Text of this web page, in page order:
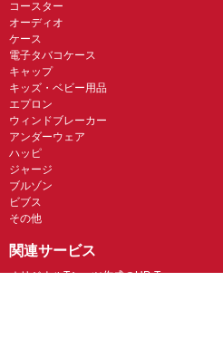
コースター
オーディオ
ケース
電子タバコケース
キャップ
キッズ・ベビー用品
エプロン
ウィンドブレーカー
アンダーウェア
ハッピ
ジャージ
ブルゾン
ビブス
その他
関連サービス
オリジナルTシャツ作成のUP-T